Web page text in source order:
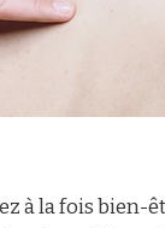
à la fois bien-